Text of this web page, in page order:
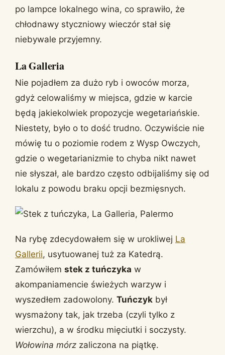
po lampce lokalnego wina, co sprawiło, że
chłodnawy styczniowy wieczór stał się
niebywale przyjemny.
La Galleria
Nie pojadłem za dużo ryb i owoców morza,
gdyż celowaliśmy w miejsca, gdzie w karcie
będą jakiekolwiek propozycje wegetariańskie.
Niestety, było o to dość trudno. Oczywiście nie
mówię tu o poziomie rodem z Wysp Owczych,
gdzie o wegetarianizmie to chyba nikt nawet
nie słyszał, ale bardzo często odbijaliśmy się od
lokalu z powodu braku opcji bezmięsnych.
Na rybę zdecydowałem się w urokliwej La
Gallerii, usytuowanej tuż za Katedrą.
Zamówiłem stek z tuńczyka w
akompaniamencie świeżych warzyw i
wyszedłem zadowolony. Tuńczyk był
wysmażony tak, jak trzeba (czyli tylko z
wierzchu), a w środku mięciutki i soczysty.
Wołowina mórz zaliczona na piątkę.